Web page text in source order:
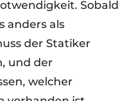
Sobald
anders als
der Statiker
und der
welcher